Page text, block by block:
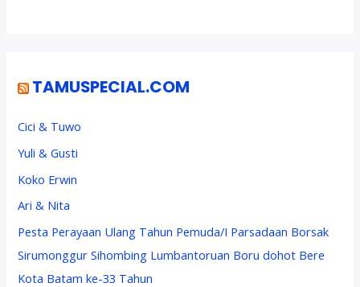
TAMUSPECIAL.COM
Cici & Tuwo
Yuli & Gusti
Koko Erwin
Ari & Nita
Pesta Perayaan Ulang Tahun Pemuda/I Parsadaan Borsak
Sirumonggur Sihombing Lumbantoruan Boru dohot Bere
Kota Batam ke-33 Tahun